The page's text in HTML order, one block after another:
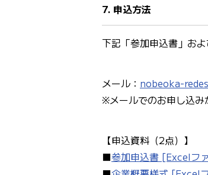
7. 申込方法
下記「参加申込書」お
メール： nobeoka-
※メールでのお申し込み
【申込資料（2点）】
■参加申込書 [Excelフ